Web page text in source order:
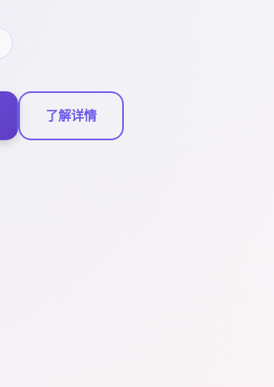
了解详情